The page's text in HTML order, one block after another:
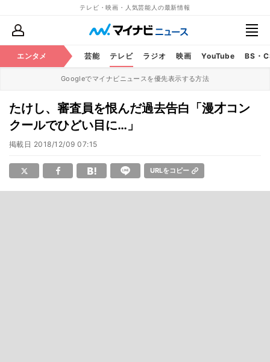
テレビ・映画・人気芸能人の最新情報
エンタメ 芸能 テレビ ラジオ 映画 YouTube BS・
Googleでマイナビニュースを優先表示する方法
たけし、審査員を恨んだ過去告白「漫才コン
クールでひどい目に…」
掲載日 2018/12/09 07:15
URLをコピー